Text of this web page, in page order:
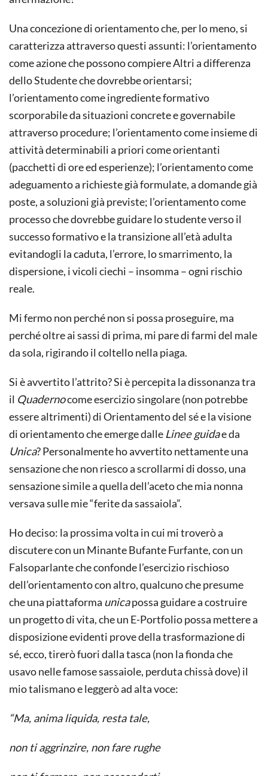
Una concezione di orientamento che, per lo meno, si
caratterizza attraverso questi assunti: l’orientamento
come azione che possono compiere Altri a differenza
dello Studente che dovrebbe orientarsi;
l’orientamento come ingrediente formativo
scorporabile da situazioni concrete e governabile
attraverso procedure; l’orientamento come insieme di
attività determinabili a priori come orientanti
(pacchetti di ore ed esperienze); l’orientamento come
adeguamento a richieste già formulate, a domande già
poste, a soluzioni già previste; l’orientamento come
processo che dovrebbe guidare lo studente verso il
successo formativo e la transizione all’età adulta
evitandogli la caduta, l’errore, lo smarrimento, la
dispersione, i vicoli ciechi – insomma – ogni rischio
reale.
Mi fermo non perché non si possa proseguire, ma
perché oltre ai sassi di prima, mi pare di farmi del male
da sola, rigirando il coltello nella piaga.
Si è avvertito l’attrito? Si è percepita la dissonanza tra
il Quadernocome esercizio singolare (non potrebbe
essere altrimenti) di Orientamento del sé e la visione
di orientamento che emerge dalle Linee guidae da
Unica? Personalmente ho avvertito nettamente una
sensazione che non riesco a scrollarmi di dosso, una
sensazione simile a quella dell’aceto che mia nonna
versava sulle mie “ferite da sassaiola”.
Ho deciso: la prossima volta in cui mi troverò a
discutere con un Minante Bufante Furfante, con un
Falsoparlante che confonde l’esercizio rischioso
dell’orientamento con altro, qualcuno che presume
che una piattaforma unicapossa guidare a costruire
un progetto di vita, che un E-Portfolio possa mettere a
disposizione evidenti prove della trasformazione di
sé, ecco, tirerò fuori dalla tasca (non la fionda che
usavo nelle famose sassaiole, perduta chissà dove) il
mio talismano e leggerò ad alta voce:
“Ma, anima liquida, resta tale,
non ti aggrinzire, non fare rughe